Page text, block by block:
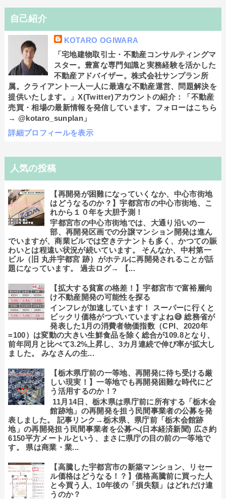
自己紹介
KOTARO OGIWARA
「宅地建物取引士・不動産コンサルティングマ
スター。豊富な専門知識と実務経験を活かした
不動産アドバイザー。株式会社サンプラン所
属。クライアント一人一人に最適な不動産運営、問題解決を
提供いたします。」X(Twitter)アカウントの紹介：「不動産
売買・相場の最新情報を発信しています。フォローはこちら
→ @kotaro_sunplan」
詳細プロフィールを表示
人気の投稿
【再開発が困難になっていくなか、中心市街地
はどうなるのか？】宇都宮市の中心市街地、こ
れから１０年を大胆予測！
宇都宮市の中心市街地では、大通り沿いの一
部、再開発区画での分譲マンション開発は進ん
でいますが、商業ビルでは空きテナントも多く、かつての賑
わいとは程遠い状況が続いています。 そんなか、中村第一
ビル（旧 丸井宇都宮 跡）がホテルに再開発されることが話
題になっています。 過去ログ→ 【...
【拡大する貧富の格差！】宇都宮市で富裕層向
け不動産開発の可能性を探る
インフレが加速しています！ スーパーに行くと
ビックリ価格がつづいていますよね😅 総務省が
発表した1月の消費者物価指数（CPI、2020年
=100）は変動の大きい生鮮食品を除く総合が109.8となり、
前年同月と比べて3.2%上昇し、3カ月連続で伸び率が拡大し
ました。 みなさんの生...
【栃木県庁前の一等地、再開発に待ち受ける厳
しい現実！】一等地でも再開発困難な時代にど
う活用するのか！?
11月14日、栃木県は県庁前に所有する「栃木会
館跡地」の再開発を担う民間事業者の公募を発
表しました。 記事リンク→栃木県、県庁前「栃木会館跡
地」の再開発担う民間事業者を公募へ(日本経済新聞) 広さ約
6150平方メートルという、まさに県庁の目の前の一等地で
す。 県は商業・業...
【高騰した宇都宮市の新築マンション、リセー
ル価格はどうなる！？】価格高騰前に買った人
と今買う人、10年後の「損失額」はどれだけ違
うのか？